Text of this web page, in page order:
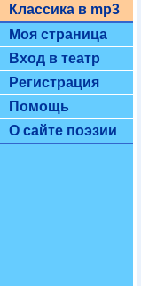
Классика в mp3
Моя страница
Вход в театр
Регистрация
Помощь
О сайте поэзии